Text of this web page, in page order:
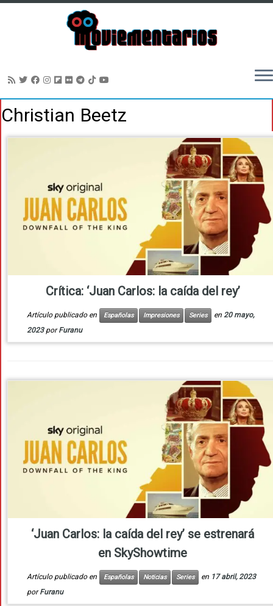
Saltar
alChristian Beetz
Crítica: ‘Juan Carlos: la caída del rey’
Artículo publicado en Españolas Impresiones Series en 20 mayo,
2023 porFuranu
‘Juan Carlos: la caída del rey’ se estrenará
en SkyShowtime
Artículo publicado en Españolas Noticias Series en 17 abril, 2023
porFuranu